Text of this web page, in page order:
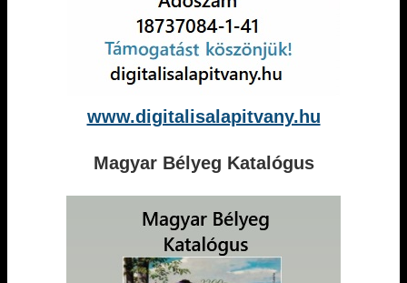
www.digitalisalapitvany.hu
Magyar Bélyeg Katalógus